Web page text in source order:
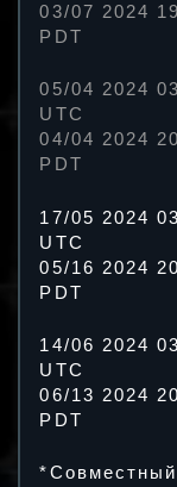
03/07 2024
PDT
05/04 2024
UTC
04/04 2024
PDT
17/05 2024
UTC
05/16 2024
PDT
14/06 2024
UTC
06/13 2024
PDT